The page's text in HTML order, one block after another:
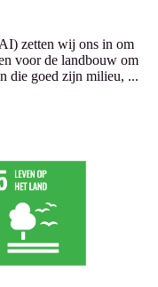
zetten wij ons in om
voor de landbouw om
die goed zijn milieu, ...